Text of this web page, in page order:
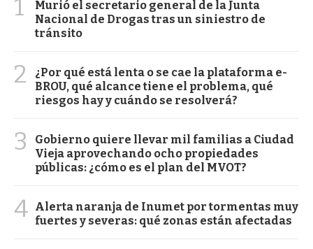
1
Murió el secretario general de la Junta
Nacional de Drogas tras un siniestro de
tránsito
2
¿Por qué está lenta o se cae la plataforma e-
BROU, qué alcance tiene el problema, qué
riesgos hay y cuándo se resolverá?
3
Gobierno quiere llevar mil familias a Ciudad
Vieja aprovechando ocho propiedades
públicas: ¿cómo es el plan del MVOT?
4 Alerta naranja de Inumet por tormentas muy
fuertes y severas: qué zonas están afectadas